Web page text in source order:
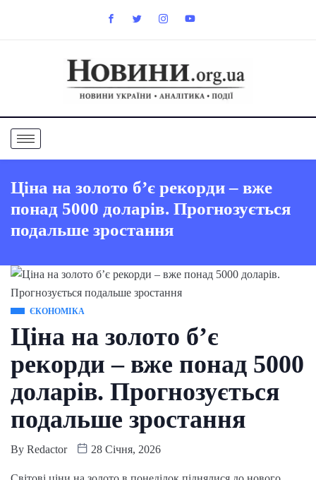
Ціна на золото б’є рекорди – вже
понад 5000 доларів. Прогнозується
подальше зростання
ЄКОНОМІКА
Ціна на золото б’є
рекорди – вже понад 5000
доларів. Прогнозується
подальше зростання
By Redactor 28 Січня, 2026